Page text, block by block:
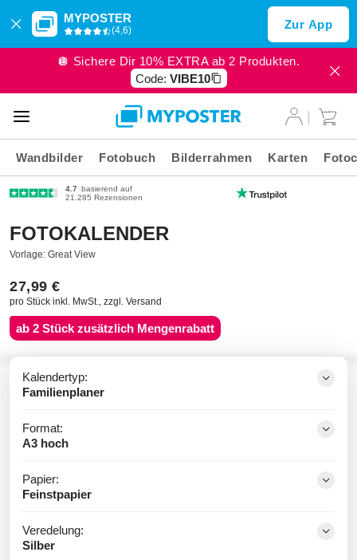
MYPOSTER
(4,6) Zur App
🪩 Sichere Dir 10% EXTRA ab 2 Produkten.
Code: VIBE10
Wandbilder Fotobuch Bilderrahmen Karten
4.7 basierend auf
21.285 Rezensionen
FOTOKALENDER
Vorlage: Great View
27,99 €
pro Stück inkl. MwSt., zzgl. Versand
ab 2 Stück zusätzlich Mengenrabatt
Kalendertyp:
Familienplaner
Format:
A3 hoch
Papier:
Feinstpapier
Veredelung:
Silber